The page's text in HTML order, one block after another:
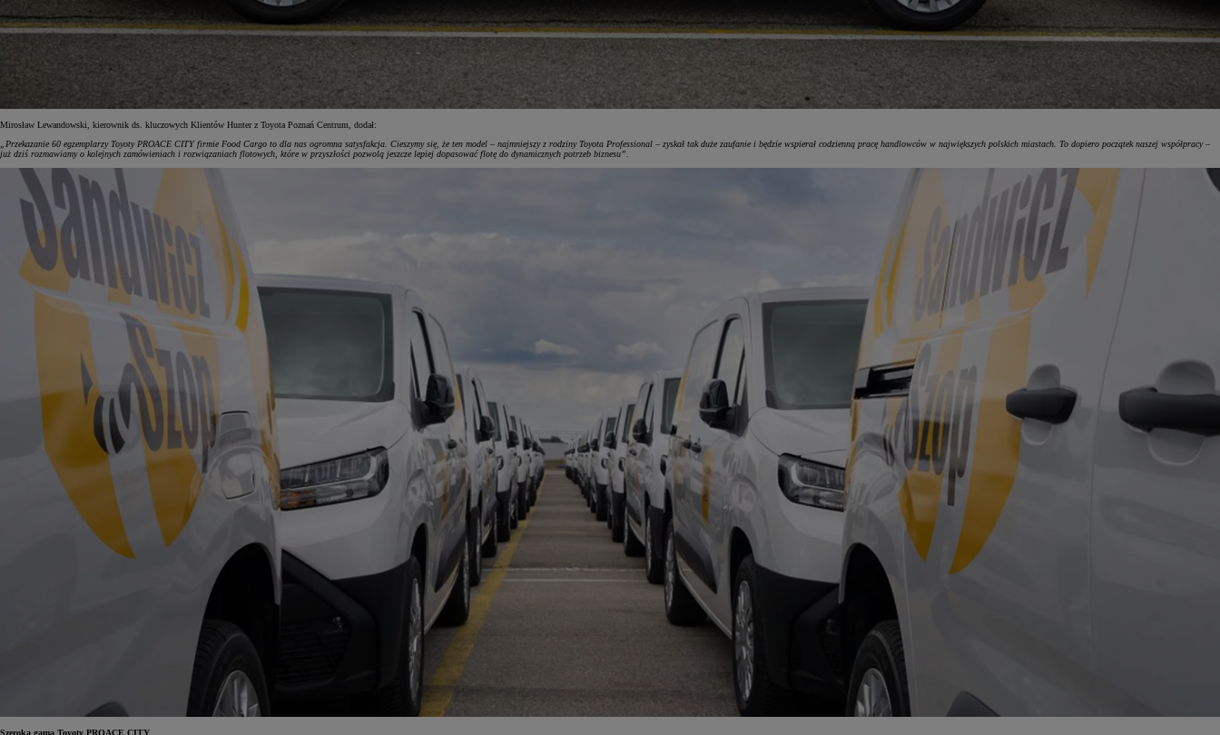
Mirosław Lewandowski, kierownik ds. kluczowych Klientów Hunter z Toyota Poznań Centrum, dodał:
„Przekazanie 60 egzemplarzy Toyoty PROACE CITY firmie Food Cargo to dla nas ogromna satysfakcja. Cieszymy się, że ten model – najmniejszy z rodziny Toyota Professional – zyskał tak duże zaufanie i będzie wspierał codzienną pracę handlowców w największych polskich miastach. To dopiero początek naszej współpracy –
już dziś rozmawiamy o kolejnych zamówieniach i rozwiązaniach flotowych, które w przyszłości pozwolą jeszcze lepiej dopasować flotę do dynamicznych potrzeb biznesu”.
Szeroka gama Toyoty PROACE CITY